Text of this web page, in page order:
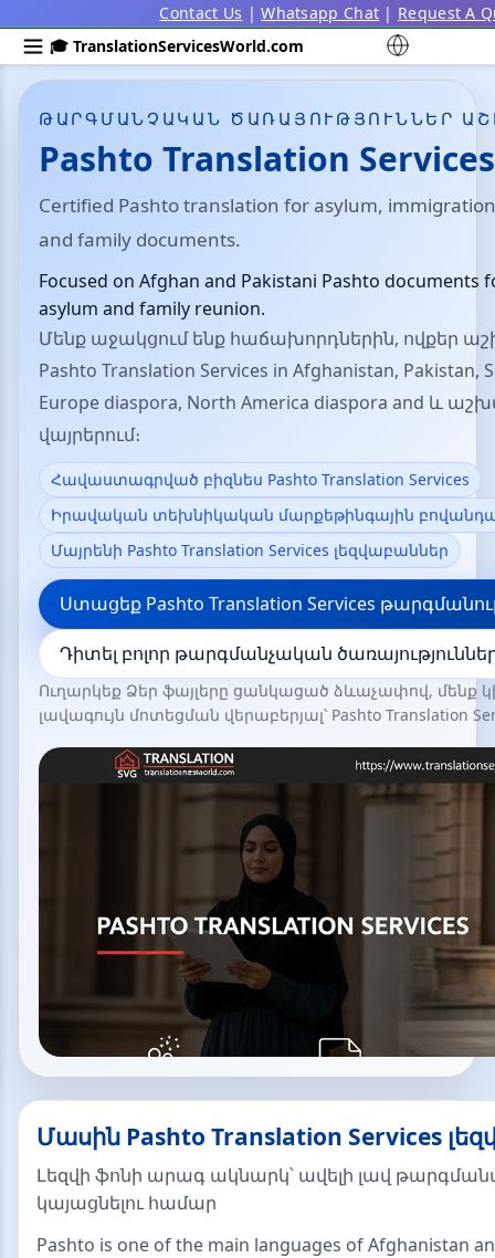
Contact Us |Whatsapp Chat | Request A
🎓 TranslationServicesWorld.com
ԹԱՐԳՄԱՆՉԱԿԱՆ ԾԱՌԱՅՈՒԹՅՈՒՆՆԵՐ
Pashto Translation Services
Certified Pashto translation for asylum,
and family documents.
Focused on Afghan and Pakistani Pashto documents
asylum and family reunion.
Մենք աջակցում ենք հաճախորդներին, ովքեր
Pashto Translation Services in Afghanistan, Pakistan,
Europe diaspora, North America diaspora and և
վայրերում։
Հավաստագրված բիզնես Pashto Translation Services
Իրավական տեխնիկական մարքեթինգային
Մայրենի Pashto Translation Services լեզվաբաններ
Ստացեք Pashto Translation Services
Դիտել բոլոր թարգմանչական
Ուղարկեք Ձեր ֆայլերը ցանկացած ձևաչափով, մենք
լավագույն մոտեցման վերաբերյալ՝ Pashto Translation
Մասին Pashto Translation Services
Լեզվի ֆոնի արագ ակնարկ՝ ավելի լավ
կայացնելու համար
Pashto is one of the main languages of Afghanistan